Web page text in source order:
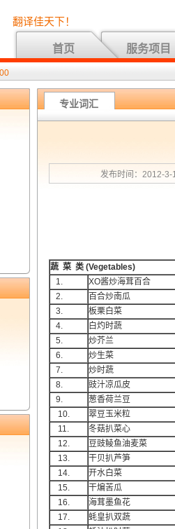
翻译佳天下！
首页 服务项目
专业词汇
发布时间：2012-
蔬 菜 类 (Vegetables)
1.
XO酱炒海茸百合
2.
百合炒南瓜
3.
板栗白菜
4.
白灼时蔬
5.
炒芥兰
6.
炒生菜
7.
炒时蔬
8.
豉汁凉瓜皮
9.
葱香荷兰豆
10.
翠豆玉米粒
11.
冬菇扒菜心
12.
豆豉鲮鱼油麦菜
13.
干贝扒芦笋
14.
开水白菜
15.
干煸苦瓜
16.
海茸墨鱼花
17.
蚝皇扒双蔬